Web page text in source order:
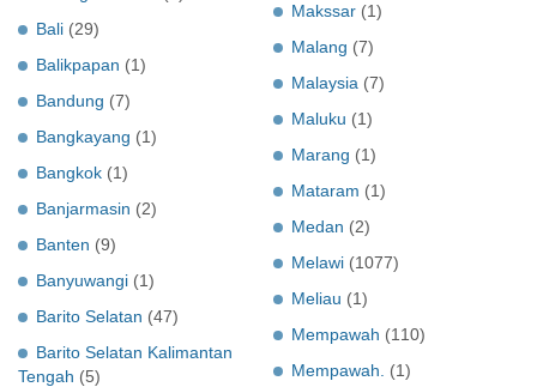
Bali (29)
Balikpapan (1)
Bandung (7)
Bangkayang (1)
Bangkok (1)
Banjarmasin (2)
Banten (9)
Banyuwangi (1)
Barito Selatan (47)
Barito Selatan Kalimantan
Tengah (5)
Makssar (1)
Malang (7)
Malaysia (7)
Maluku (1)
Marang (1)
Mataram (1)
Medan (2)
Melawi (1077)
Meliau (1)
Mempawah (110)
Mempawah.
(1)